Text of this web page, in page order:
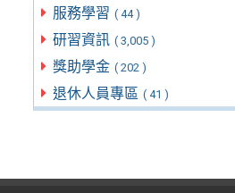
服務學習 ( 44 )
研習資訊 ( 3,005 )
獎助學金 ( 202 )
退休人員專區 ( 41 )